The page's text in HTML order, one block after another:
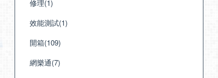
修理(1)
效能測試(1)
開箱(109)
網樂通(7)